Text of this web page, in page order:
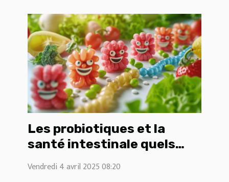
Les probiotiques et la
santé intestinale quels
impacts réels
Vendredi 4 avril 2025 08:20